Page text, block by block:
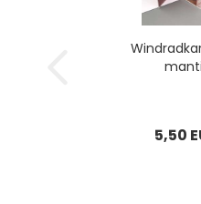
5,50